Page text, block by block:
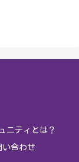
ニティとは？
い合わせ